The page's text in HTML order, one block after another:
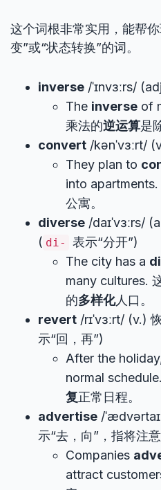
这个词根非常实用，能帮
变”或“状态转换”的词。
inverse /ˈɪnvɜːrs/
The inverse of
乘法的逆运算是
convert /kənˈvɜːrt/
They plan to
into
公寓。
diverse /daɪˈvɜːrs/
( di-
表示“分开”)
The city has a
many cultures.
的多样化人口。
revert /rɪˈvɜːrt/ (v.)
示“回，再”)
After the
normal
复正常日程。
advertise /
示“去，向”，指将注
Companies
attract